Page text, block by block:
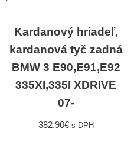
Kardanový hriadeľ,
kardanová tyč zadná
BMW 3 E90,E91,E92
335XI,335I XDRIVE
07-
382,90€ s DPH